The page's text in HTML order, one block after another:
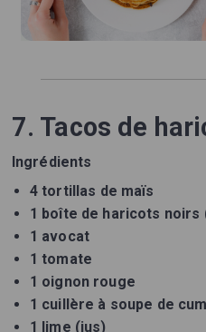
7. Tacos de
Ingrédients
4 tortillas de maïs
1 boîte de haricots noirs
1 avocat
1 tomate
1 oignon rouge
1 cuillère à soupe de
1 lime (jus)